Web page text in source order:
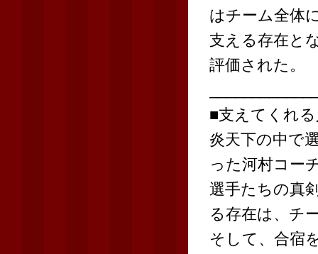
はチーム全体
支える存在と
評価された。
■支えてくれ
炎天下の中で
った河村コー
選手たちの真
る存在は、チ
そして、合宿